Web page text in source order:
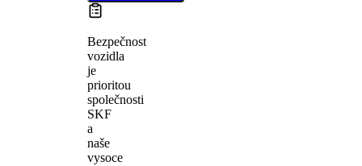
Bezpečnost
vozidla
je
prioritou
společnosti
SKF
a
naše
vysoce